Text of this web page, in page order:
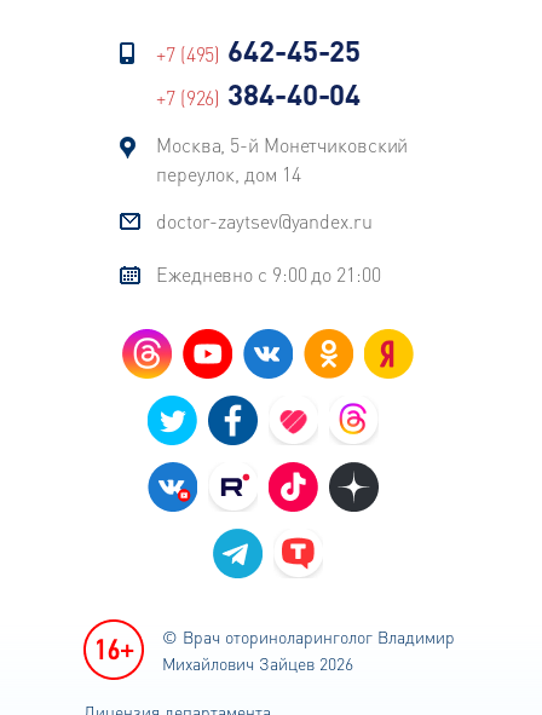
+7 (495) 642-45-25
+7 (926) 384-40-04
Москва, 5-й Монетчиковский
переулок, дом 14
doctor-zaytsev@yandex.ru
Ежедневно с 9:00 до 21:00
© Врач оториноларинголог Владимир
Михайлович Зайцев 2026